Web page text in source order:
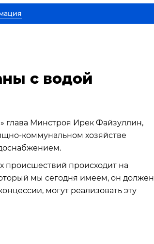
с водой
глава Минстроя Ирек Файзуллин,
коммунальном хозяйстве
происшествий происходит на
мы сегодня имеем, он должен
могут реализовать эту